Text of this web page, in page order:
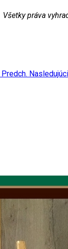
Všetky práva
Predch.